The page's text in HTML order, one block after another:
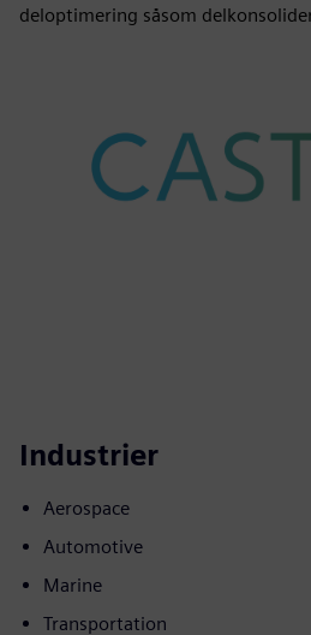
deloptimering såsom
Industrier
Aerospace
Automotive
Marine
Transportation